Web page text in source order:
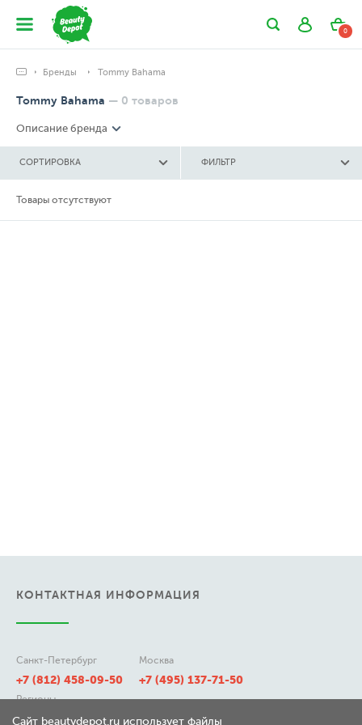
0
Бренды Tommy Bahama
Tommy Bahama — 0 товаров
Описание бренда
СОРТИРОВКА ФИЛЬТР
Товары отсутствуют
КОНТАКТНАЯ ИНФОРМАЦИЯ
Санкт-Петербург
+7 (812) 458-09-50
Москва
+7 (495) 137-71-50
Регионы
8 (800) 511-21-50
Сайт beautydepot.ru использует файлы